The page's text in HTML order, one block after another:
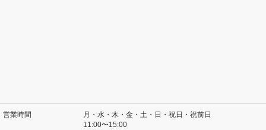
営業時間
月・水・木・金・土・日・祝日・祝前日
11:00〜15:00